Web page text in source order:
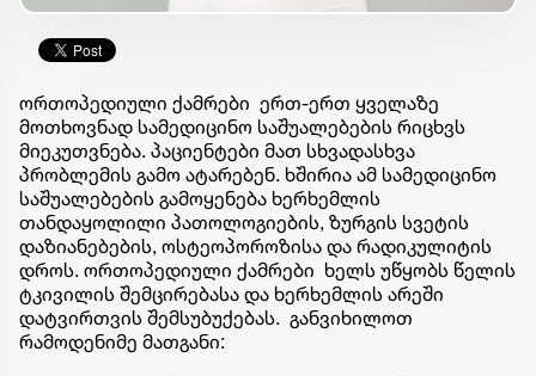
ორთოპედიული ქამრები ერთ-ერთ ყველაზე
მოთხოვნად სამედიცინო საშუალებების რიცხვს
მიეკუთვნება. პაციენტები მათ სხვადასხვა
პრობლემის გამო ატარებენ. ხშირია ამ სამედიცინო
საშუალებების გამოყენება ხერხემლის
თანდაყოლილი პათოლოგიების, ზურგის სვეტის
დაზიანებების, ოსტეოპოროზისა და რადიკულიტის
დროს. ორთოპედიული ქამრები ხელს უწყობს წელის
ტკივილის შემცირებასა და ხერხემლის არეში
დატვირთვის შემსუბუქებას. განვიხილოთ
რამოდენიმე მათგანი: